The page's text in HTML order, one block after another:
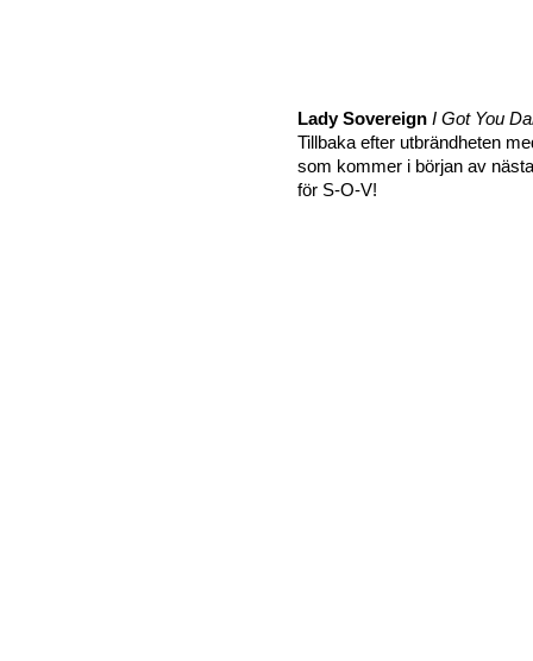
Lady Sovereign I Got You
Tillbaka efter utbrändheten
som kommer i början av
för S-O-V!